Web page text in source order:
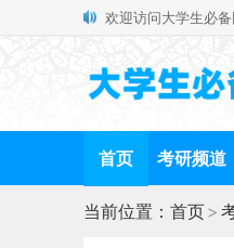
欢迎访问大学生必备
首页 考研频道
当前位置： 首页>